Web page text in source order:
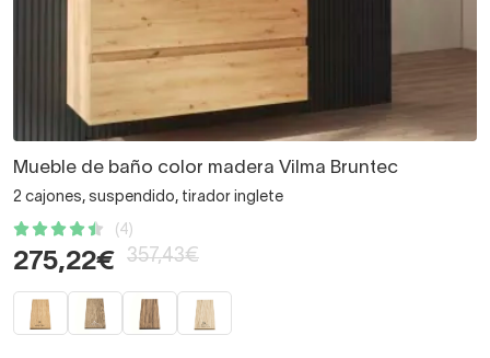
Mueble de baño color madera Vilma Bruntec
2 cajones, suspendido, tirador inglete
(4)
275,22€ 357,43€